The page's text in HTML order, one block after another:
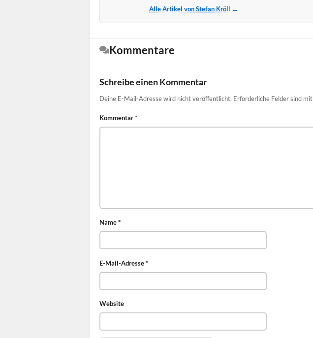
Alle Artikel von Stefan Kröll →
Kommentare
Schreibe einen Kommentar
Deine E-Mail-Adresse wird nicht veröffentlicht. Erforderliche Felder sind mit
Kommentar*
Name*
E-Mail-Adresse*
Website